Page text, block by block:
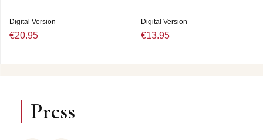
Digital Version
€20.95
Digital Version
€13.95
Press